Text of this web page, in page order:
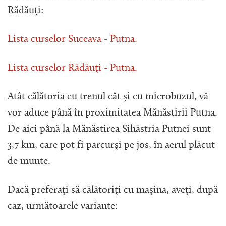
Rădăuți:
Lista curselor Suceava - Putna.
Lista curselor Rădăuţi - Putna.
Atât călătoria cu trenul cât și cu microbuzul, vă
vor aduce până în proximitatea Mănăstirii Putna.
De aici până la Mănăstirea Sihăstria Putnei sunt
3,7 km, care pot fi parcurşi pe jos, în aerul plăcut
de munte.
Dacă preferaţi să călătoriţi cu maşina, aveţi, după
caz, următoarele variante: